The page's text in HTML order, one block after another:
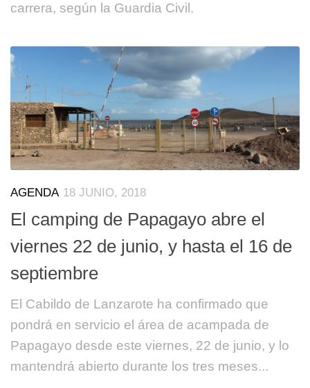
carrera, según la Guardia Civil.
AGENDA 18 JUNIO, 2018
El camping de Papagayo abre el
viernes 22 de junio, y hasta el 16 de
septiembre
El Cabildo de Lanzarote ha confirmado que
pondrá en servicio el área de acampada de
Papagayo desde este viernes, 22 de junio, y lo
mantendrá abierto durante los tres meses...